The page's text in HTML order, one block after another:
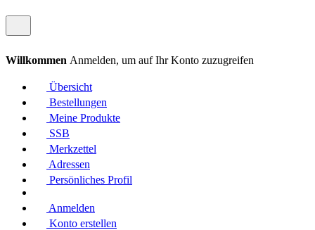
Willkommen Anmelden, um auf Ihr Konto zuzugreifen
Übersicht
Bestellungen
Meine Produkte
SSB
Merkzettel
Adressen
Persönliches Profil
Anmelden
Konto erstellen